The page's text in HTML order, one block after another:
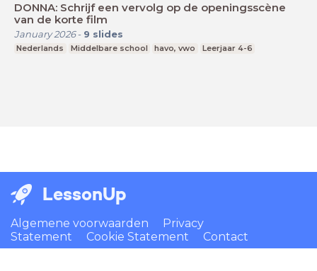
DONNA: Schrijf een vervolg op de openingsscène
van de korte film
January 2026- 9 slides
Nederlands Middelbare school havo, vwo Leerjaar 4-6
LessonUp
Algemene voorwaarden
Privacy
Statement
Cookie Statement Contact